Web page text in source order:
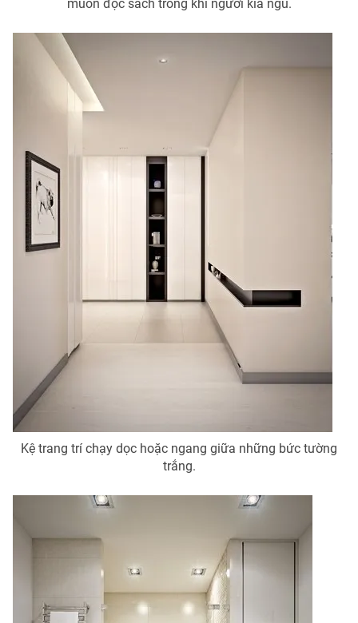
muốn đọc sách trong khi người kia ngủ.
Kệ trang trí chạy dọc hoặc ngang giữa những bức tường
trắng.